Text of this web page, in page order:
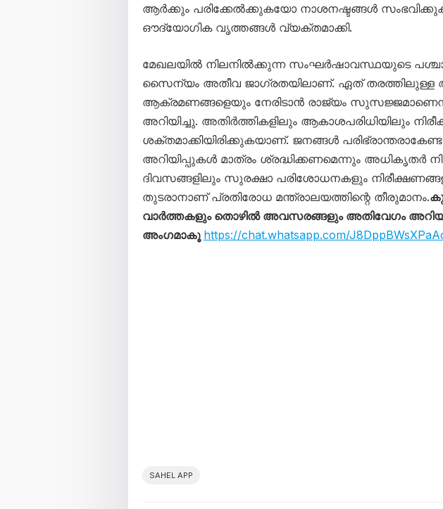
ആർക്കും പരിക്കേൽക്കുകയോ നാശനഷ്ടങ്ങൾ
ഔദ്യോഗിക വൃത്തങ്ങൾ വ്യക്തമാക്കി.
മേഖലയിൽ നിലനിൽക്കുന്ന സംഘർഷാവസ്ഥയുടെ
സൈന്യം അതീവ ജാഗ്രതയിലാണ്. ഏത് തരത്തിലുള്ള
ആക്രമണങ്ങളെയും നേരിടാൻ രാജ്യം
അറിയിച്ചു. അതിർത്തികളിലും ആകാശപരിധിയിലും
ശക്തമാക്കിയിരിക്കുകയാണ്. ജനങ്ങൾ
അറിയിപ്പുകൾ മാത്രം ശ്രദ്ധിക്കണമെന്നും അധികൃതർ
ദിവസങ്ങളിലും സുരക്ഷാ പരിശോധനകളും
തുടരാനാണ് പ്രതിരോധ മന്ത്രാലയത്തിന്റെ തീരുമാനം.
വാർത്തകളും തൊഴിൽ അവസരങ്ങളും അതിവേഗം
അംഗമാകൂ https://chat.whatsapp.com/
SAHEL APP